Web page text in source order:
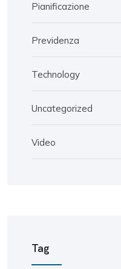
Pianificazione
Previdenza
Technology
Uncategorized
Video
Tag